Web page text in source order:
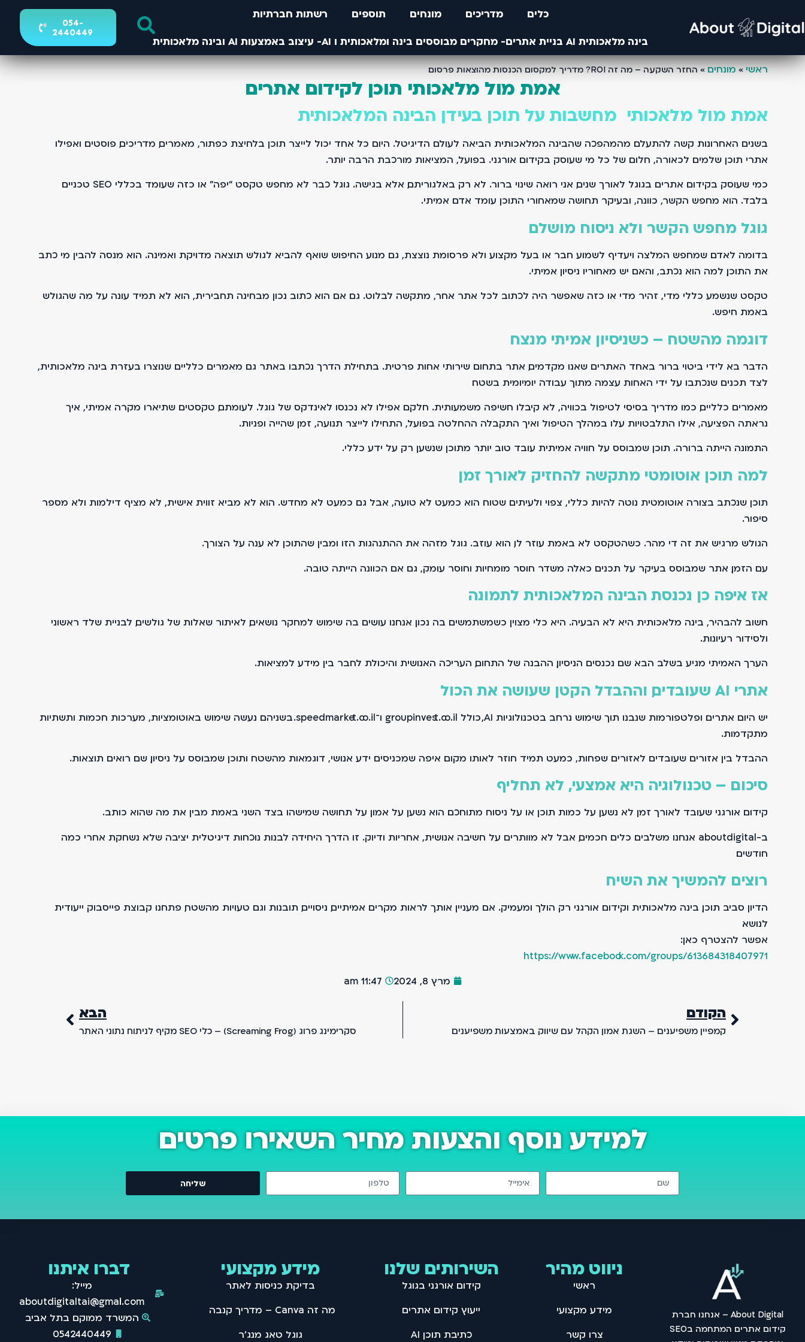
כלים מדריכים מונחים תוספים
רשתות חברתיות
בינה מלאכותית AI בניית אתרים- מחקרים מבוססים בינה ומלאכותית ו AI- עיצוב באמצעות AI ובינה מלאכותית
054-
2440449
ראשי»מונחים»החזר השקעה – מה זה ROI? מדריך למקסום הכנסות מהוצאות פרסום
אמת מול מלאכותי תוכן לקידום אתרים
אמת מול מלאכותי מחשבות על תוכן בעידן הבינה המלאכותית
בשנים האחרונות קשה להתעלם מהמהפכה שהבינה המלאכותית הביאה לעולם הדיגיטל. היום כל אחד יכול לייצר תוכן בלחיצת כפתור, מאמרים, מדריכים, פוסטים ואפילו
אתרי תוכן שלמים. לכאורה, חלום של כל מי שעוסק בקידום אורגני. בפועל, המציאות מורכבת הרבה יותר.
כמי שעוסק בקידום אתרים בגוגל לאורך שנים, אני רואה שינוי ברור. לא רק באלגוריתם, אלא בגישה. גוגל כבר לא מחפש טקסט “יפה” או כזה שעומד בכללי SEO טכניים
בלבד. הוא מחפש הקשר, כוונה, ובעיקר תחושה שמאחורי התוכן עומד אדם אמיתי.
גוגל מחפש הקשר ולא ניסוח מושלם
בדומה לאדם שמחפש המלצה ויעדיף לשמוע חבר או בעל מקצוע ולא פרסומת נוצצת, גם מנוע החיפוש שואף להביא לגולש תוצאה מדויקת ואמינה. הוא מנסה להבין מי כתב
את התוכן, למה הוא נכתב, והאם יש מאחוריו ניסיון אמיתי.
טקסט שנשמע כללי מדי, זהיר מדי או כזה שאפשר היה לכתוב לכל אתר אחר, מתקשה לבלוט. גם אם הוא כתוב נכון מבחינה תחבירית, הוא לא תמיד עונה על מה שהגולש
באמת חיפש.
דוגמה מהשטח – כשניסיון אמיתי מנצח
הדבר בא לידי ביטוי ברור באחד האתרים שאנו מקדמים, אתר בתחום שירותי אחות פרטית. בתחילת הדרך נכתבו באתר גם מאמרים כלליים שנוצרו בעזרת בינה מלאכותית,
לצד תכנים שנכתבו על ידי האחות עצמה מתוך עבודה יומיומית בשטח.
מאמרים כלליים, כמו מדריך בסיסי לטיפול בכוויה, לא קיבלו חשיפה משמעותית. חלקם אפילו לא נכנסו לאינדקס של גוגל. לעומתם, טקסטים שתיארו מקרה אמיתי, איך
נראתה הפציעה, אילו התלבטויות עלו במהלך הטיפול ואיך התקבלה ההחלטה בפועל, התחילו לייצר תנועה, זמן שהייה ופניות.
התמונה הייתה ברורה. תוכן שמבוסס על חוויה אמיתית עובד טוב יותר מתוכן שנשען רק על ידע כללי.
למה תוכן אוטומטי מתקשה להחזיק לאורך זמן
תוכן שנכתב בצורה אוטומטית נוטה להיות כללי, צפוי ולעיתים שטוח. הוא כמעט לא טועה, אבל גם כמעט לא מחדש. הוא לא מביא זווית אישית, לא מציף דילמות ולא מספר
סיפור.
הגולש מרגיש את זה די מהר. כשהטקסט לא באמת עוזר לו, הוא עוזב. גוגל מזהה את ההתנהגות הזו ומבין שהתוכן לא ענה על הצורך.
עם הזמן, אתר שמבוסס בעיקר על תכנים כאלה משדר חוסר מומחיות וחוסר עומק, גם אם הכוונה הייתה טובה.
אז איפה כן נכנסת הבינה המלאכותית לתמונה
חשוב להבהיר, בינה מלאכותית היא לא הבעיה. היא כלי מצוין כשמשתמשים בה נכון. אנחנו עושים בה שימוש למחקר נושאים, לאיתור שאלות של גולשים, לבניית שלד ראשוני
ולסידור רעיונות.
הערך האמיתי מגיע בשלב הבא. שם נכנסים הניסיון, ההבנה של התחום, העריכה האנושית והיכולת לחבר בין מידע למציאות.
אתרי AI שעובדים, וההבדל הקטן שעושה את הכול
יש היום אתרים ופלטפורמות שנבנו תוך שימוש נרחב בטכנולוגיות AI, כולל groupinvest.co.il ו־speedmarket.co.il. בשניהם נעשה שימוש באוטומציות, מערכות חכמות ותשתיות
מתקדמות.
ההבדל בין אזורים שעובדים לאזורים שפחות, כמעט תמיד חוזר לאותו מקום. איפה שמכניסים ידע אנושי, דוגמאות מהשטח ותוכן שמבוסס על ניסיון, שם רואים תוצאות.
סיכום – טכנולוגיה היא אמצעי, לא תחליף
קידום אורגני שעובד לאורך זמן לא נשען על כמות תוכן או על ניסוח מתוחכם. הוא נשען על אמון. על תחושה שמישהו בצד השני באמת מבין את מה שהוא כותב.
ב-aboutdigital אנחנו משלבים כלים חכמים, אבל לא מוותרים על חשיבה אנושית, אחריות ודיוק. זו הדרך היחידה לבנות נוכחות דיגיטלית יציבה שלא נשחקת אחרי כמה
חודשים.
רוצים להמשיך את השיח
הדיון סביב תוכן, בינה מלאכותית וקידום אורגני רק הולך ומעמיק. אם מעניין אותך לראות מקרים אמיתיים, ניסויים, תובנות וגם טעויות מהשטח, פתחנו קבוצת פייסבוק ייעודית
לנושא.
אפשר להצטרף כאן:
https://www.facebook.com/groups/613684318407971
מרץ 8, 2024
11:47 am
הקודם
קמפיין משפיענים – השגת אמון הקהל עם שיווק באמצעות משפיענים
הבא
סקרימינג פרוג (Screaming Frog) – כלי SEO מקיף לניתוח נתוני האתר
למידע נוסף והצעות מחיר השאירו פרטים
שליחה
About Digital – אנחנו חברת
קידום אתרים המתחמה בSEO
ניווט מהיר
ראשי
מידע מקצועי
צרו קשר
השירותים שלנו
קידום אורגני בגוגל
ייעוץ קידום אתרים
כתיבת תוכן AI
מידע מקצועי
בדיקת כניסות לאתר
מה זה Canva – מדריך קנבה
גוגל טאג מנג'ר
דברו איתנו
מייל:
aboutdigitaltai@gmail.com
המשרד ממוקם בתל אביב
0542440449